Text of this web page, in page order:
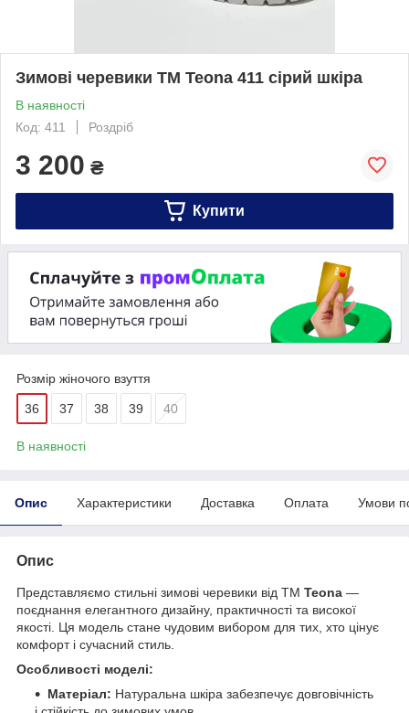
Зимові черевики ТМ Teona 411 сірий шкіра
В наявності
Код: 411
Роздріб
3 200 ₴
Купити
Розмір жіночого взуття
36 37 38 39 40
В наявності
Опис Характеристики Доставка Оплата Умови
Опис
Представляємо стильні зимові черевики від ТМ Teona —
поєднання елегантного дизайну, практичності та високої
якості. Ця модель стане чудовим вибором для тих, хто цінує
комфорт і сучасний стиль.
Особливості моделі:
Матеріал: Натуральна шкіра забезпечує довговічність